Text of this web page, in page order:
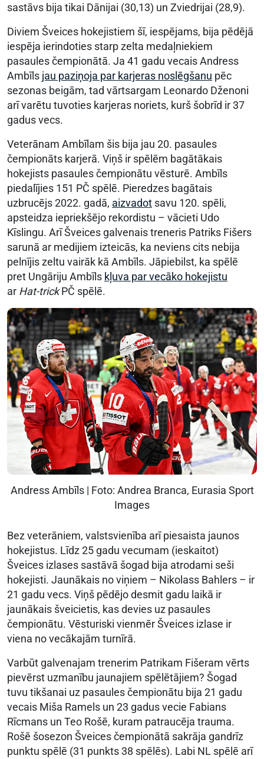
sastāvs bija tikai Dānijai (30,13) un Zviedrijai (28,9).
Diviem Šveices hokejistiem šī, iespējams, bija pēdējā
iespēja ierindoties starp zelta medaļniekiem
pasaules čempionātā. Ja 41 gadu vecais Andress
Ambīls jau paziņoja par karjeras noslēgšanu pēc
sezonas beigām, tad vārtsargam Leonardo Dženoni
arī varētu tuvoties karjeras noriets, kurš šobrīd ir 37
gadus vecs.
Veterānam Ambīlam šis bija jau 20. pasaules
čempionāts karjerā. Viņš ir spēlēm bagātākais
hokejists pasaules čempionātu vēsturē. Ambīls
piedalījies 151 PČ spēlē. Pieredzes bagātais
uzbrucējs 2022. gadā, aizvadot savu 120. spēli,
apsteidza iepriekšējo rekordistu – vācieti Udo
Kīslingu. Arī Šveices galvenais treneris Patriks Fišers
sarunā ar medijiem izteicās, ka neviens cits nebija
pelnījis zeltu vairāk kā Ambīls. Jāpiebilst, ka spēlē
pret Ungāriju Ambīls kļuva par vecāko hokejistu
ar Hat-trickPČ spēlē.
Andress Ambīls | Foto: Andrea Branca, Eurasia Sport
Images
Bez veterāniem, valstsvienība arī piesaista jaunos
hokejistus. Līdz 25 gadu vecumam (ieskaitot)
Šveices izlases sastāvā šogad bija atrodami seši
hokejisti. Jaunākais no viņiem – Nikolass Bahlers – ir
21 gadu vecs. Viņš pēdējo desmit gadu laikā ir
jaunākais šveicietis, kas devies uz pasaules
čempionātu. Vēsturiski vienmēr Šveices izlase ir
viena no vecākajām turnīrā.
Varbūt galvenajam trenerim Patrikam Fišeram vērts
pievērst uzmanību jaunajiem spēlētājiem? Šogad
tuvu tikšanai uz pasaules čempionātu bija 21 gadu
vecais Miša Ramels un 23 gadus vecie Fabians
Rīcmans un Teo Rošē, kuram patraucēja trauma.
Rošē šosezon Šveices čempionātā sakrāja gandrīz
punktu spēlē (31 punkts 38 spēlēs). Labi NL spēlē arī